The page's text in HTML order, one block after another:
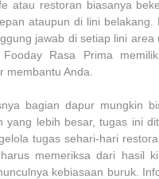
atau restoran biasanya
ataupun di lini belakang.
jawab di setiap lini area
Rasa Prima
membantu Anda.
bagian dapur mungkin
yang lebih besar, tugas ini
tugas sehari-hari
memeriksa dari hasil
kebiasaan buruk.